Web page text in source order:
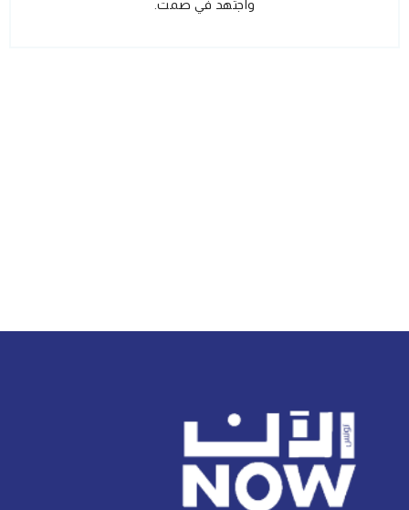
واجتهد في صمت.